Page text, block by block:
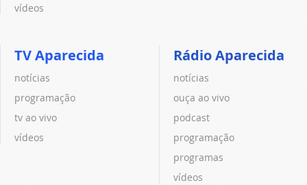
vídeos
TV Aparecida
notícias
programação
tv ao vivo
vídeos
Rádio Aparecida
notícias
ouça ao vivo
podcast
programação
programas
vídeos